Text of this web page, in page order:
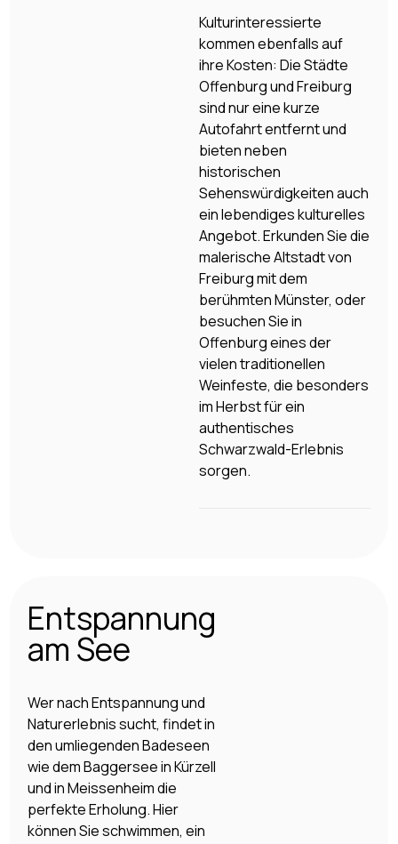
Kulturinteressierte
kommen ebenfalls auf
ihre Kosten: Die Städte
Offenburg und Freiburg
sind nur eine kurze
Autofahrt entfernt und
bieten neben
historischen
Sehenswürdigkeiten auch
ein lebendiges kulturelles
Angebot. Erkunden Sie die
malerische Altstadt von
Freiburg mit dem
berühmten Münster, oder
besuchen Sie in
Offenburg eines der
vielen traditionellen
Weinfeste, die besonders
im Herbst für ein
authentisches
Schwarzwald-Erlebnis
sorgen.
Entspannung
am See
Wer nach Entspannung und
Naturerlebnis sucht, findet in
den umliegenden Badeseen
wie dem Baggersee in Kürzell
und in Meissenheim die
perfekte Erholung. Hier
können Sie schwimmen, ein